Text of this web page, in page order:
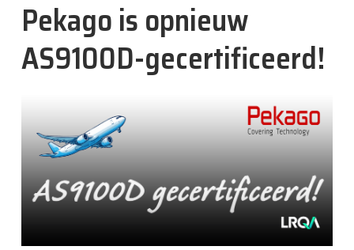
Nachrichten
Kontakt
Pekago is opnieuw
AS9100D-gecertificeerd!